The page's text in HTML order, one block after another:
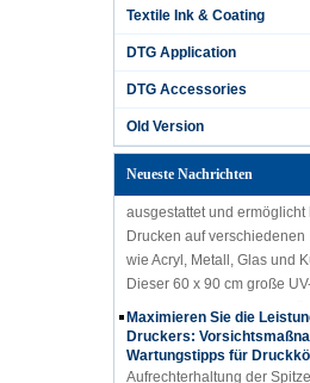
Textile Ink & Coating
DTG Application
DTG Accessories
Old Version
Neueste Nachrichten
mit i3200-Druckkopf vor:
hochwertiges Drucken
Der Microtec UV 6090
mit dem leistungsstarken
ausgestattet und ermöglicht
Drucken auf verschiedenen
wie Acryl, Metall, Glas und
Dieser 60 x 90 cm große UV-
Beschilderungen,
Werbeartikel. Seine UV-
Härtungstechnologie sorgt
Maximieren Sie die
Druckers:
Wartungstipps für
Aufrechterhaltung der